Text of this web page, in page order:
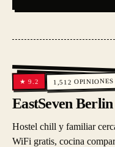
★9.2 1,512 OPINIONES
EastSeven
Hostel chill y familiar
WiFi gratis, cocina